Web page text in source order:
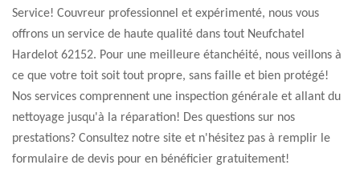
Service! Couvreur professionnel et expérimenté, nous vous
offrons un service de haute qualité dans tout Neufchatel
Hardelot 62152. Pour une meilleure étanchéité, nous veillons à
ce que votre toit soit tout propre, sans faille et bien protégé!
Nos services comprennent une inspection générale et allant du
nettoyage jusqu'à la réparation! Des questions sur nos
prestations? Consultez notre site et n'hésitez pas à remplir le
formulaire de devis pour en bénéficier gratuitement!